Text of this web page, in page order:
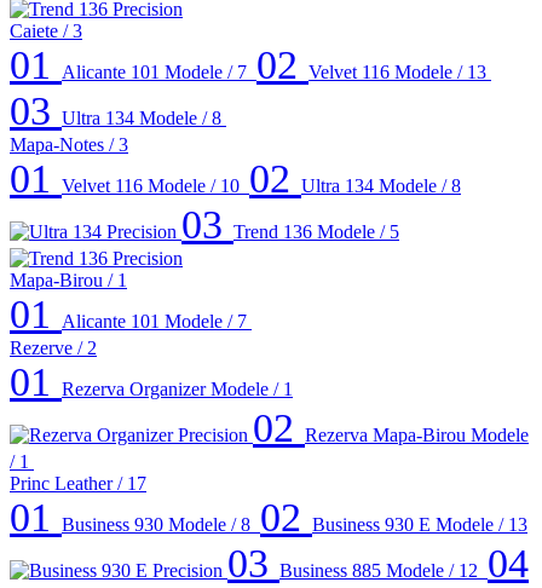
Caiete / 3
01 Alicante 101 Modele / 7 02 Velvet 116 Modele / 13
03 Ultra 134 Modele / 8
Mapa-Notes / 3
01 Velvet 116 Modele / 10 02 Ultra 134 Modele / 8
03 Trend 136 Modele / 5
Mapa-Birou / 1
01 Alicante 101 Modele / 7
Rezerve / 2
01 Rezerva Organizer Modele / 1
02 Rezerva Mapa-Birou Modele
/ 1
Princ Leather/ 17
01 Business 930 Modele / 8 02 Business 930 E Modele / 13
03 Business 885 Modele / 12 04